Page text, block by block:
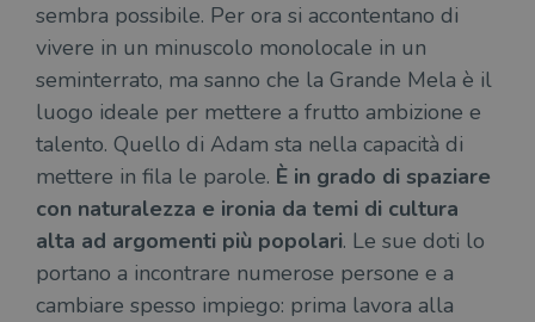
sembra possibile. Per ora si accontentano di
vivere in un minuscolo monolocale in un
seminterrato, ma sanno che la Grande Mela è il
luogo ideale per mettere a frutto ambizione e
talento. Quello di Adam sta nella capacità di
mettere in fila le parole. È in grado di spaziare
con naturalezza e ironia da temi di cultura
alta ad argomenti più popolari. Le sue doti lo
portano a incontrare numerose persone e a
cambiare spesso impiego: prima lavora alla